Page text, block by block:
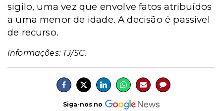
sigilo, uma vez que envolve fatos atribuídos
a uma menor de idade. A decisão é passível
de recurso.
Informações: TJ/SC.
Siga-nos no